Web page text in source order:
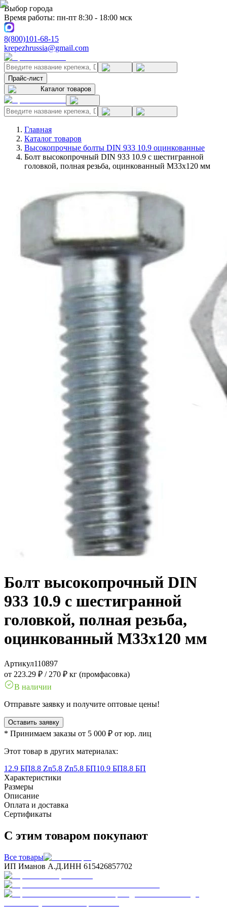
Выбор города
Время работы: пн-пт 8:30 - 18:00 мск
8(800)101-68-15
krepezhrussia@gmail.com
Прайс-лист
Каталог товаров
Главная
Каталог товаров
Высокопрочные болты DIN 933 10.9 оцинкованные
Болт высокопрочный DIN 933 10.9 с шестигранной
головкой, полная резьба, оцинкованный M33x120 мм
Болт высокопрочный DIN
933 10.9 с шестигранной
головкой, полная резьба,
оцинкованный M33x120 мм
Артикул110897
от 223.29 ₽ / 270 ₽ кг (промфасовка)
В наличии
Отправьте заявку и получите оптовые цены!
Оставить заявку
* Принимаем заказы от 5 000 ₽ от юр. лиц
Этот товар в других материалах:
12.9 БП8.8 Zn5.8 Zn5.8 БП10.9 БП8.8 БП
Характеристики
Размеры
Описание
Оплата и доставка
Сертификаты
С этим товаром покупают
Все товары
ИП Иманов А.Д.ИНН 615426857702